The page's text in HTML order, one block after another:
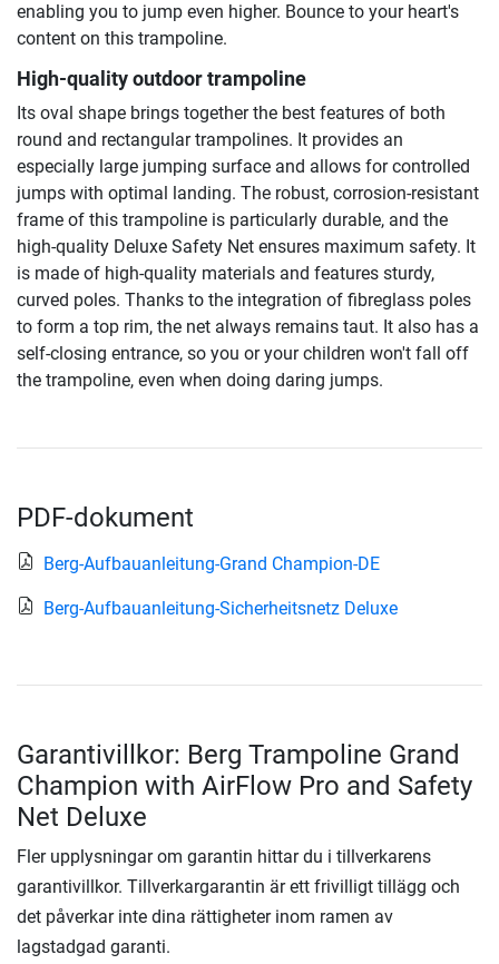
enabling you to jump even higher. Bounce to your heart's
content on this trampoline.
High-quality outdoor trampoline
Its oval shape brings together the best features of both
round and rectangular trampolines. It provides an
especially large jumping surface and allows for controlled
jumps with optimal landing. The robust, corrosion-resistant
frame of this trampoline is particularly durable, and the
high-quality Deluxe Safety Net ensures maximum safety. It
is made of high-quality materials and features sturdy,
curved poles. Thanks to the integration of fibreglass poles
to form a top rim, the net always remains taut. It also has a
self-closing entrance, so you or your children won't fall off
the trampoline, even when doing daring jumps.
PDF-dokument
Berg-Aufbauanleitung-Grand Champion-DE
Berg-Aufbauanleitung-Sicherheitsnetz Deluxe
Garantivillkor: Berg Trampoline Grand
Champion with AirFlow Pro and Safety
Net Deluxe
Fler upplysningar om garantin hittar du i tillverkarens
garantivillkor. Tillverkargarantin är ett frivilligt tillägg och
det påverkar inte dina rättigheter inom ramen av
lagstadgad garanti.